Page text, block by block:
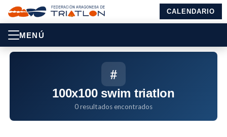
CALENDARIO
MENÚ
#
100x100 swim triatlon
0 resultados encontrados